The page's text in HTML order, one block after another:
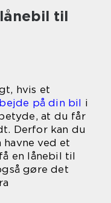
til
hvis et
på din bil i
at du får
Derfor kan du
ved et
en lånebil til
gøre det